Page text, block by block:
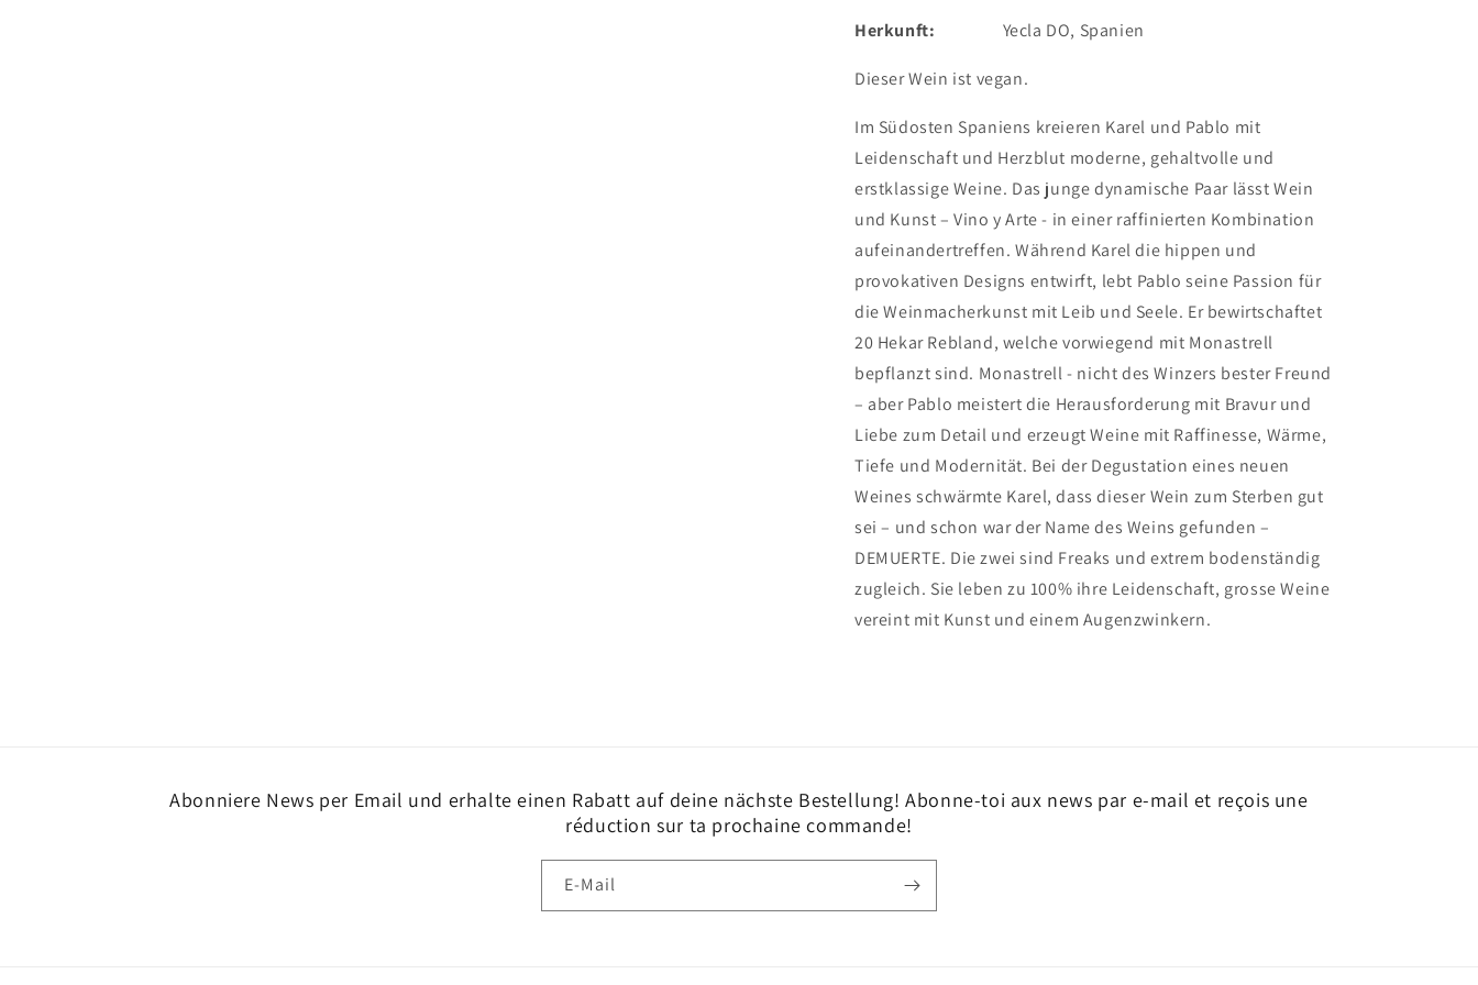
Herkunft: Yecla DO, Spanien
Dieser Wein ist vegan.
Im Südosten Spaniens kreieren Karel und Pablo mit
Leidenschaft und Herzblut moderne, gehaltvolle und
erstklassige Weine. Das junge dynamische Paar lässt Wein
und Kunst – Vino y Arte - in einer raffinierten Kombination
aufeinandertreffen. Während Karel die hippen und
provokativen Designs entwirft, lebt Pablo seine Passion für
die Weinmacherkunst mit Leib und Seele. Er bewirtschaftet
20 Hekar Rebland, welche vorwiegend mit Monastrell
bepflanzt sind. Monastrell - nicht des Winzers bester Freund
– aber Pablo meistert die Herausforderung mit Bravur und
Liebe zum Detail und erzeugt Weine mit Raffinesse, Wärme,
Tiefe und Modernität. Bei der Degustation eines neuen
Weines schwärmte Karel, dass dieser Wein zum Sterben gut
sei – und schon war der Name des Weins gefunden –
DEMUERTE. Die zwei sind Freaks und extrem bodenständig
zugleich. Sie leben zu 100% ihre Leidenschaft, grosse Weine
vereint mit Kunst und einem Augenzwinkern.
Abonniere News per Email und erhalte einen Rabatt auf deine nächste Bestellung! Abonne-toi aux news par e-mail et reçois une
réduction sur ta prochaine commande!
E-Mail